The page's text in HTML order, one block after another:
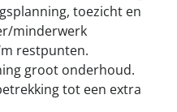
toezicht en
minderwerk
restpunten.
groot onderhoud.
tot een extra